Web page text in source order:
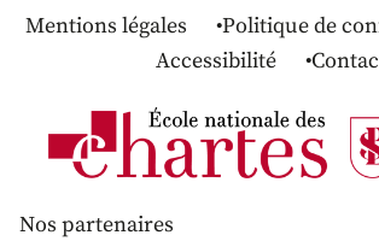
Mentions légales
Politique de
Accessibilité
Nos partenaires